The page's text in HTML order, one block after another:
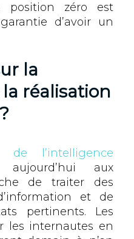
position zéro est
d’avoir un
la
réalisation
de l’intelligence
aux
de traiter des
et de
pertinents. Les
les internautes en